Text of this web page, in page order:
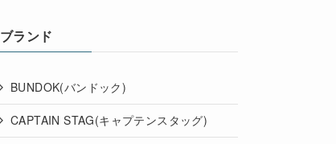
ブランド
BUNDOK(バンドック)
CAPTAIN STAG(キャプテンスタッグ)